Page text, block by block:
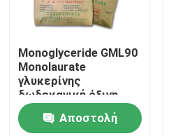
Προϊόντα
Βίντεο
Monoglyceride GML90
Monolaurate
γλυκερίνης
δωδεκανική όξινη
σκόνη για τα τρόφιμα
Αποστολή